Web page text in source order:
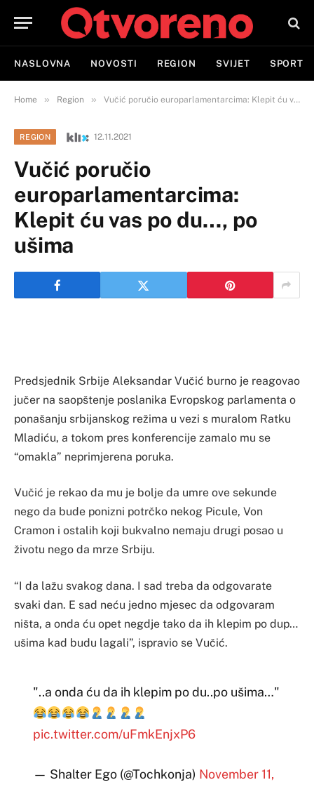
NASLOVNA NOVOSTI REGION SVIJET SPORT
Home » Region » Vučić poručio europarlamentarcima: Klepit ću vas po du…, po ušima
REGION 12.11.2021
Vučić poručio
europarlamentarcima:
Klepit ću vas po du…, po
ušima
Predsjednik Srbije Aleksandar Vučić burno je reagovao
jučer na saopštenje poslanika Evropskog parlamenta o
ponašanju srbijanskog režima u vezi s muralom Ratku
Mladiću, a tokom pres konferencije zamalo mu se
“omakla” neprimjerena poruka.
Vučić je rekao da mu je bolje da umre ove sekunde
nego da bude ponizni potrčko nekog Picule, Von
Cramon i ostalih koji bukvalno nemaju drugi posao u
životu nego da mrze Srbiju.
“I da lažu svakog dana. I sad treba da odgovarate
svaki dan. E sad neću jedno mjesec da odgovaram
ništa, a onda ću opet negdje tako da ih klepim po dup…
ušima kad budu lagali”, ispravio se Vučić.
"..a onda ću da ih klepim po du..po ušima…"
pic.twitter.com/uFmkEnjxP6
— Shalter Ego (@Tochkonja) November 11,